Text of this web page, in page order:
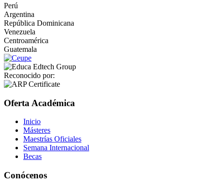
Perú
Argentina
República Dominicana
Venezuela
Centroamérica
Guatemala
Reconocido por:
Oferta Académica
Inicio
Másteres
Maestrías Oficiales
Semana Internacional
Becas
Conócenos